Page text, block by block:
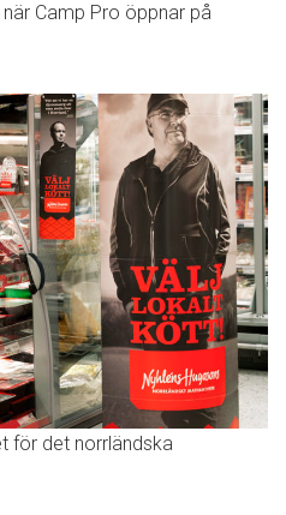
Camp Pro öppnar på
för det norrländska